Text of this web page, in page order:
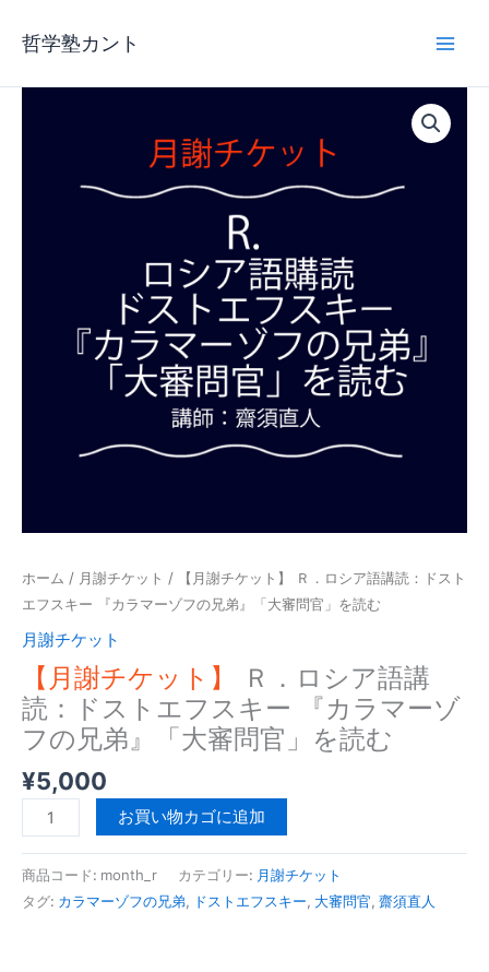
ス
哲学塾カント
ホーム / 月謝チケット / 【月謝チケット】 Ｒ．ロシア語講読：ドスト
エフスキー 『カラマーゾフの兄弟』「大審問官」を読む
月謝チケット
【月謝チケット】
Ｒ．ロシア語講
読：ドストエフスキー 『カラマーゾ
フの兄弟』「大審問官」を読む
¥5,000
【月
謝
お買い物カゴに追加
商品コード: month_r カテゴリー: 月謝チケット
タグ: カラマーゾフの兄弟, ドストエフスキー, 大審問官, 齋須直人